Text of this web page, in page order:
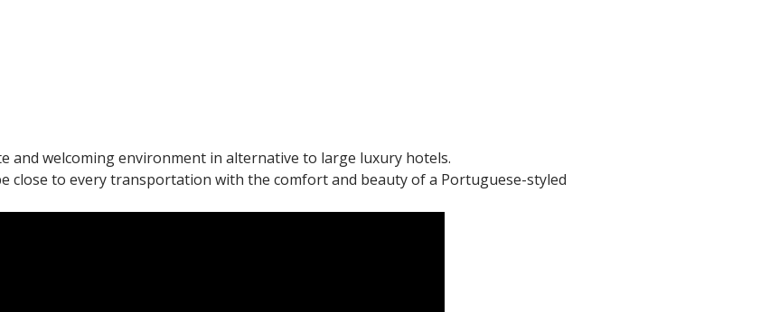
and welcoming environment in alternative to large luxury hotels.
close to every transportation with the comfort and beauty of a Portuguese-styled